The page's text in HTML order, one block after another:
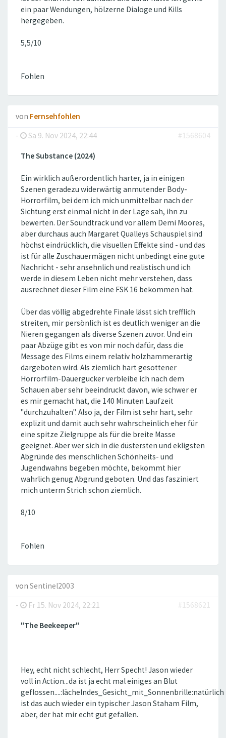
ein paar Wendungen, hölzerne Dialoge und Kills
hergegeben.
5,5/10
Fohlen
von Fernsehfohlen
-
Sa 9. Nov 2024, 22:44 #1568604
The Substance (2024)
Ein wirklich außerordentlich harter, ja in einigen
Szenen geradezu widerwärtig anmutender Body-
Horrorfilm, bei dem ich mich unmittelbar nach der
Sichtung erst einmal nicht in der Lage sah, ihn zu
bewerten. Der Soundtrack und vor allem Demi Moores,
aber durchaus auch Margaret Qualleys Schauspiel sind
höchst eindrücklich, die visuellen Effekte sind - und das
ist für alle Zuschauermägen nicht unbedingt eine gute
Nachricht - sehr ansehnlich und realistisch und ich
werde in diesem Leben nicht mehr verstehen, dass
ausrechnet dieser Film eine FSK 16 bekommen hat.
Über das völlig abgedrehte Finale lässt sich trefflich
streiten, mir persönlich ist es deutlich weniger an die
Nieren gegangen als diverse Szenen zuvor. Und ein
paar Abzüge gibt es von mir noch dafür, dass die
Message des Films einem relativ holzhammerartig
dargeboten wird. Als ziemlich hart gesottener
Horrorfilm-Dauergucker verbleibe ich nach dem
Schauen aber sehr beeindruckt davon, wie schwer er
es mir gemacht hat, die 140 Minuten Laufzeit
"durchzuhalten". Also ja, der Film ist sehr hart, sehr
explizit und damit auch sehr wahrscheinlich eher für
eine spitze Zielgruppe als für die breite Masse
geeignet. Aber wer sich in die düstersten und ekligsten
Abgründe des menschlichen Schönheits- und
Jugendwahns begeben möchte, bekommt hier
wahrlich genug Abgrund geboten. Und das fasziniert
mich unterm Strich schon ziemlich.
8/10
Fohlen
von Sentinel2003
-
Fr 15. Nov 2024, 22:21 #1568621
"The Beekeeper"
Hey, echt nicht schlecht, Herr Specht! Jason wieder
voll in Action...da ist ja echt mal einiges an Blut
geflossen....:lächelndes_Gesicht_mit_Sonnenbrille:natürlich
ist das auch wieder ein typischer Jason Staham Film,
aber, der hat mir echt gut gefallen.